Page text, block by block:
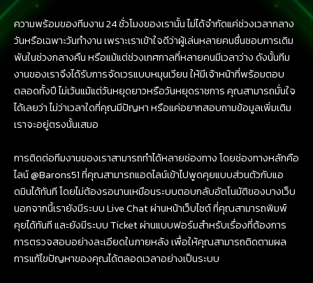
ความพร้อมของทีมงาน 24 ชั่วโมงของเรานั้น ไม่ได้จำกัดแค่ช่วงเวลากลาง
วันหรือเฉพาะวันทำงาน เพราะเราเข้าใจดีว่าผู้เล่นหลายคนชื่นชอบการเดิม
พันในช่วงกลางคืน หรือแม้แต่ช่วงเทศกาลที่หลายคนมีเวลาว่าง ดังนั้นทีม
งานของเราจึงได้รับการจัดเวรแบบหมุนเวียน ให้มีเจ้าหน้าที่พร้อมตอบ
ตลอดทั้งปี ไม่เว้นแม้แต่วันหยุดยาวหรือวันหยุดราชการ คุณสามารถมั่นใจ
ได้เลยว่า ไม่ว่าเวลาใดที่คุณมีปัญหา หรือแค่อยากสอบถามข้อมูลเพิ่มเติม
เราจะอยู่ตรงนั้นเสมอ
การติดต่อทีมงานของเราสามารถทำได้หลายช่องทาง โดยช่องทางหลักคือ
ไลน์ @Barons51 ที่คุณสามารถแอดไลน์เข้าไปพูดคุยแบบส่วนตัวกับแอ
ดมินได้ทันที โดยไม่ต้องรอนานเหมือนระบบตอบกลับอัตโนมัติของบางเว็บ
นอกจากนี้เรายังมีระบบ Live Chat ผ่านหน้าเว็บไซต์ ที่คุณสามารถพิมพ์
คุยได้ทันที และยังมีระบบ Ticket ผ่านแบบฟอร์มสำหรับเรื่องที่ต้องการ
การตรวจสอบอย่างละเอียดในภายหลัง เพื่อให้คุณสามารถติดตามผล
การแก้ไขปัญหาของคุณได้ตลอดเวลาอย่างเป็นระบบ